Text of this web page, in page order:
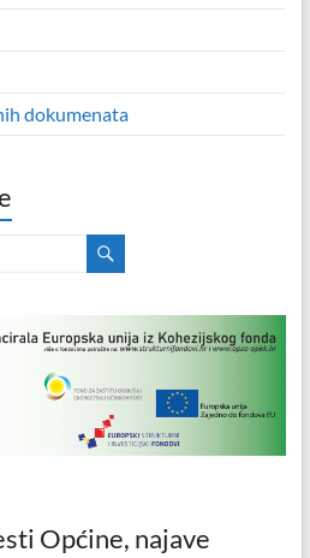
dokumenata
Općine, najave